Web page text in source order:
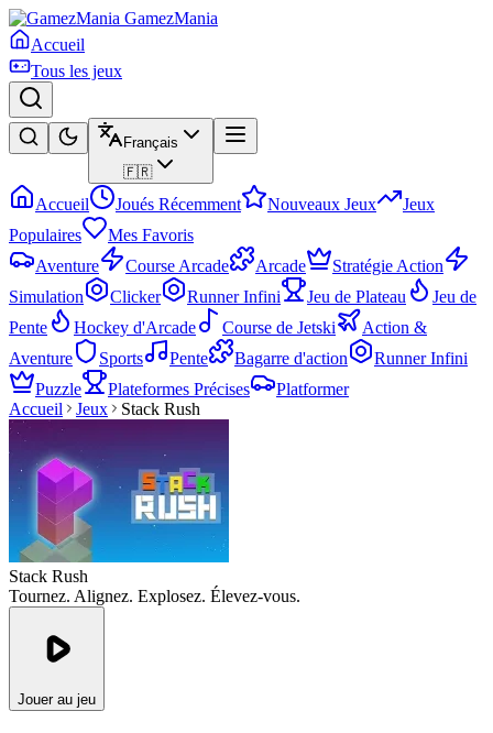
GamezMania
Accueil
Tous les jeux
Français
🇫🇷
Accueil Joués Récemment Nouveaux Jeux
Jeux
Populaires
Mes Favoris
Aventure
Course Arcade Arcade
Stratégie Action
Simulation
Clicker Runner Infini Jeu de Plateau
Jeu de
Pente
Hockey d'Arcade Course de Jetski
Action &
Aventure
Sports Pente Bagarre d'action
Runner Infini
Puzzle
Plateformes Précises
Platformer
Accueil
Jeux Stack Rush
Stack Rush
Tournez. Alignez. Explosez. Élevez-vous.
Jouer au jeu